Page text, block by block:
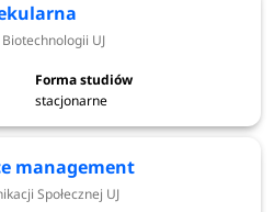
i komórkowa - Wydział
UJ
Biochemii, Biofizyki i
UJ
- Wydział Biochemii,
UJ
stacjonarne
management
Społecznej UJ